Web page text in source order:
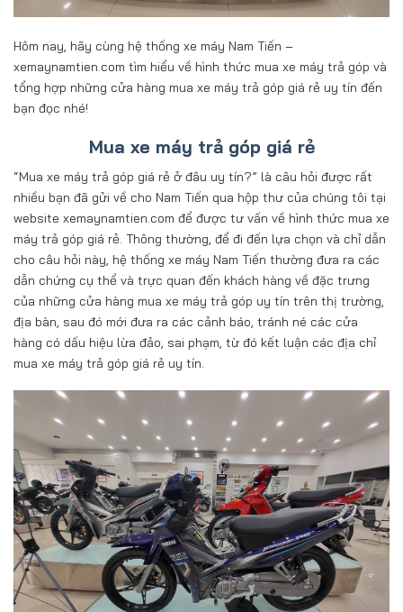
Hôm nay, hãy cùng hệ thống xe máy Nam Tiến –
xemaynamtien.com tìm hiểu về hình thức mua xe máy trả góp và
tổng hợp những cửa hàng mua xe máy trả góp giá rẻ uy tín đến
bạn đọc nhé!
Mua xe máy trả góp giá rẻ
“Mua xe máy trả góp giá rẻ ở đâu uy tín?” là câu hỏi được rất
nhiều bạn đã gửi về cho Nam Tiến qua hộp thư của chúng tôi tại
website xemaynamtien.com để được tư vấn về hình thức mua xe
máy trả góp giá rẻ. Thông thường, để đi đến lựa chọn và chỉ dẫn
cho câu hỏi này, hệ thống xe máy Nam Tiến thường đưa ra các
dẫn chứng cụ thể và trực quan đến khách hàng về đặc trưng
của những cửa hàng mua xe máy trả góp uy tín trên thị trường,
địa bàn, sau đó mới đưa ra các cảnh báo, tránh né các cửa
hàng có dấu hiệu lừa đảo, sai phạm, từ đó kết luận các địa chỉ
mua xe máy trả góp giá rẻ uy tín.